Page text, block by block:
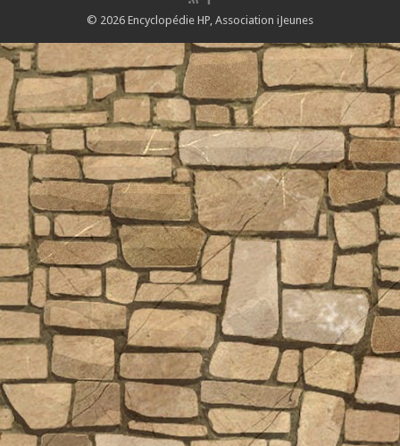
© 2026 Encyclopédie HP, Association iJeunes